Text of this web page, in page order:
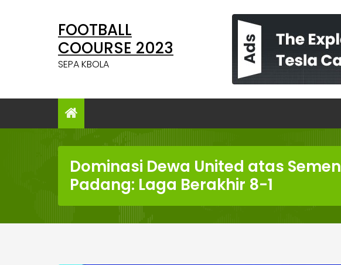
FOOTBALL
COOURSE 2023
SEPA KBOLA
Dominasi Dewa United atas Semen
Padang: Laga Berakhir 8-1